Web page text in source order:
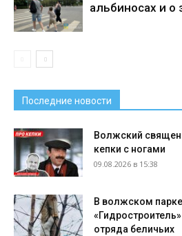
альбиносах и о
Последние новости
Волжский
кепки с ногами
09.08.2026 в 15:38
В волжском парке
отряда беличьих